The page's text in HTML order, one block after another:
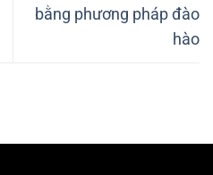
bằng phương pháp đào
hào